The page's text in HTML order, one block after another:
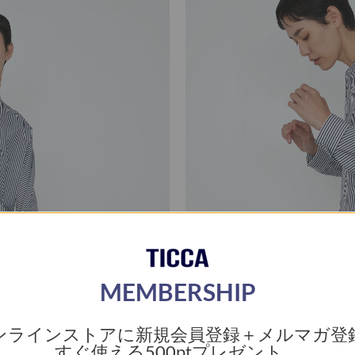
MEMBERSHIP
ラインストアに新規会員登録＋メルマガ登